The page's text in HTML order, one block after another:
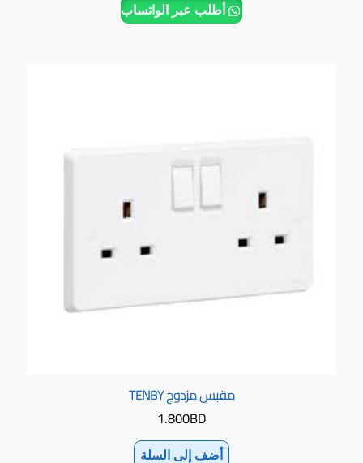
أطلب عبر الواتساب
مقبس مزدوج TENBY
1.800BD
أضف إلى السلة